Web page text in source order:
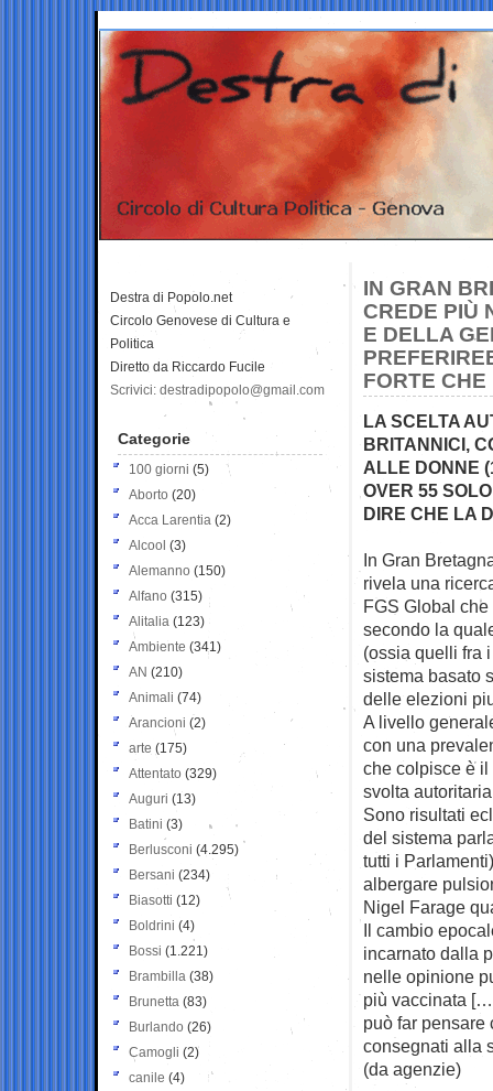
IN GRAN
CREDE PIÙ
E DELLA
FORTE
LA SCELTA
BRITANNICI,
ALLE DONNE
OVER 55
DIRE CHE LA
In Gran
rivela una
FGS Global
secondo la
(ossia quelli fra
sistema basato
delle elezioni
A livello
con una
che colpisce è il
svolta
Sono risultati
del sistema
tutti i
albergare
Nigel Farage
Il cambio
incarnato dalla
nelle opinione
più vaccinata
può far pensare
consegnati alla
(da agenzie)
Destra di Popolo.net
Circolo Genovese di Cultura e
Politica
Diretto da Riccardo Fucile
Scrivici: destradipopolo@gmail.com
Categorie
100 giorni (5)
Aborto (20)
Acca Larentia (2)
Alcool (3)
Alemanno (150)
Alfano (315)
Alitalia (123)
Ambiente (341)
AN (210)
Animali (74)
Arancioni (2)
arte (175)
Attentato (329)
Auguri (13)
Batini (3)
Berlusconi (4.295)
Bersani (234)
Biasotti (12)
Boldrini (4)
Bossi (1.221)
Brambilla (38)
Brunetta (83)
Burlando (26)
Camogli (2)
canile (4)